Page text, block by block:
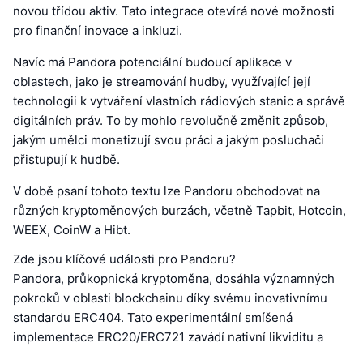
novou třídou aktiv. Tato integrace otevírá nové možnosti
pro finanční inovace a inkluzi.
Navíc má Pandora potenciální budoucí aplikace v
oblastech, jako je streamování hudby, využívající její
technologii k vytváření vlastních rádiových stanic a správě
digitálních práv. To by mohlo revolučně změnit způsob,
jakým umělci monetizují svou práci a jakým posluchači
přistupují k hudbě.
V době psaní tohoto textu lze Pandoru obchodovat na
různých kryptoměnových burzách, včetně Tapbit, Hotcoin,
WEEX, CoinW a Hibt.
Zde jsou klíčové události pro Pandoru?
Pandora, průkopnická kryptoměna, dosáhla významných
pokroků v oblasti blockchainu díky svému inovativnímu
standardu ERC404. Tato experimentální smíšená
implementace ERC20/ERC721 zavádí nativní likviditu a